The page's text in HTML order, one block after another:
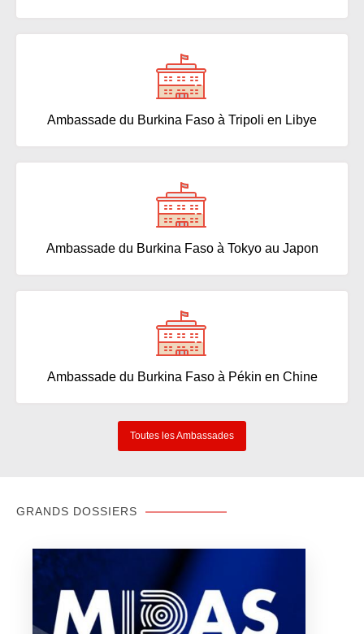
Ambassade du Burkina Faso à Tripoli en Libye
Ambassade du Burkina Faso à Tokyo au Japon
Ambassade du Burkina Faso à Pékin en Chine
Toutes les Ambassades
GRANDS DOSSIERS